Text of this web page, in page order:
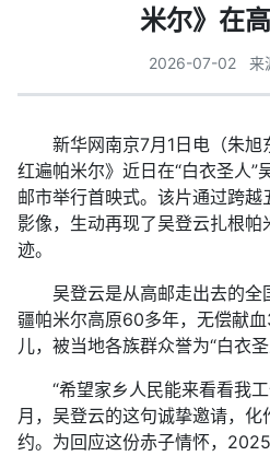
米尔》在
2026-07-02 来
新华网南京7月1日电（朱旭
红遍帕米尔》近日在“白衣圣人
邮市举行首映式。该片通过跨
影像，生动再现了吴登云扎根
迹。
吴登云是从高邮走出去的全
疆帕米尔高原60多年，无偿献
儿，被当地各族群众誉为“白衣圣
“希望家乡人民能来看看我工
月，吴登云的这句诚挚邀请，
约。为回应这份赤子情怀，